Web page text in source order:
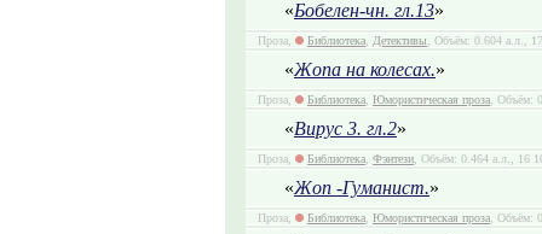
«Бобелен-чн. гл.13»
Проза, Библиотека, Детективы, Объём: 0.604 а.л.,
«Жопа на колесах.»
Проза, Библиотека, Юмористическая проза, Объём:
«Вирус 3. гл.2»
Проза, Библиотека, Фэнтези, Объём: 0.464 а.л., 16
«Жоп -Гуманист.»
Проза, Библиотека, Юмористическая проза, Объём: